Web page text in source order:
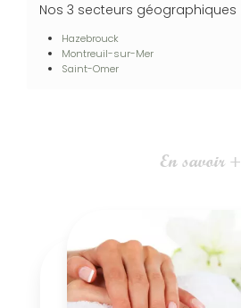
Nos 3 secteurs géographiques
Hazebrouck
Montreuil-sur-Mer
Saint-Omer
En savoir +